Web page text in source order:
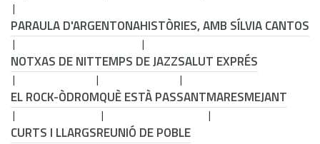
PARAULA D'ARGENTONAHISTÒRIES, AMB SÍLVIA CANTOS
NOTXAS DE NITTEMPS DE JAZZSALUT EXPRÉS
EL ROCK-ÒDROMQUÈ ESTÀ PASSANTMARESMEJANT
CURTS I LLARGSREUNIÓ DE POBLE